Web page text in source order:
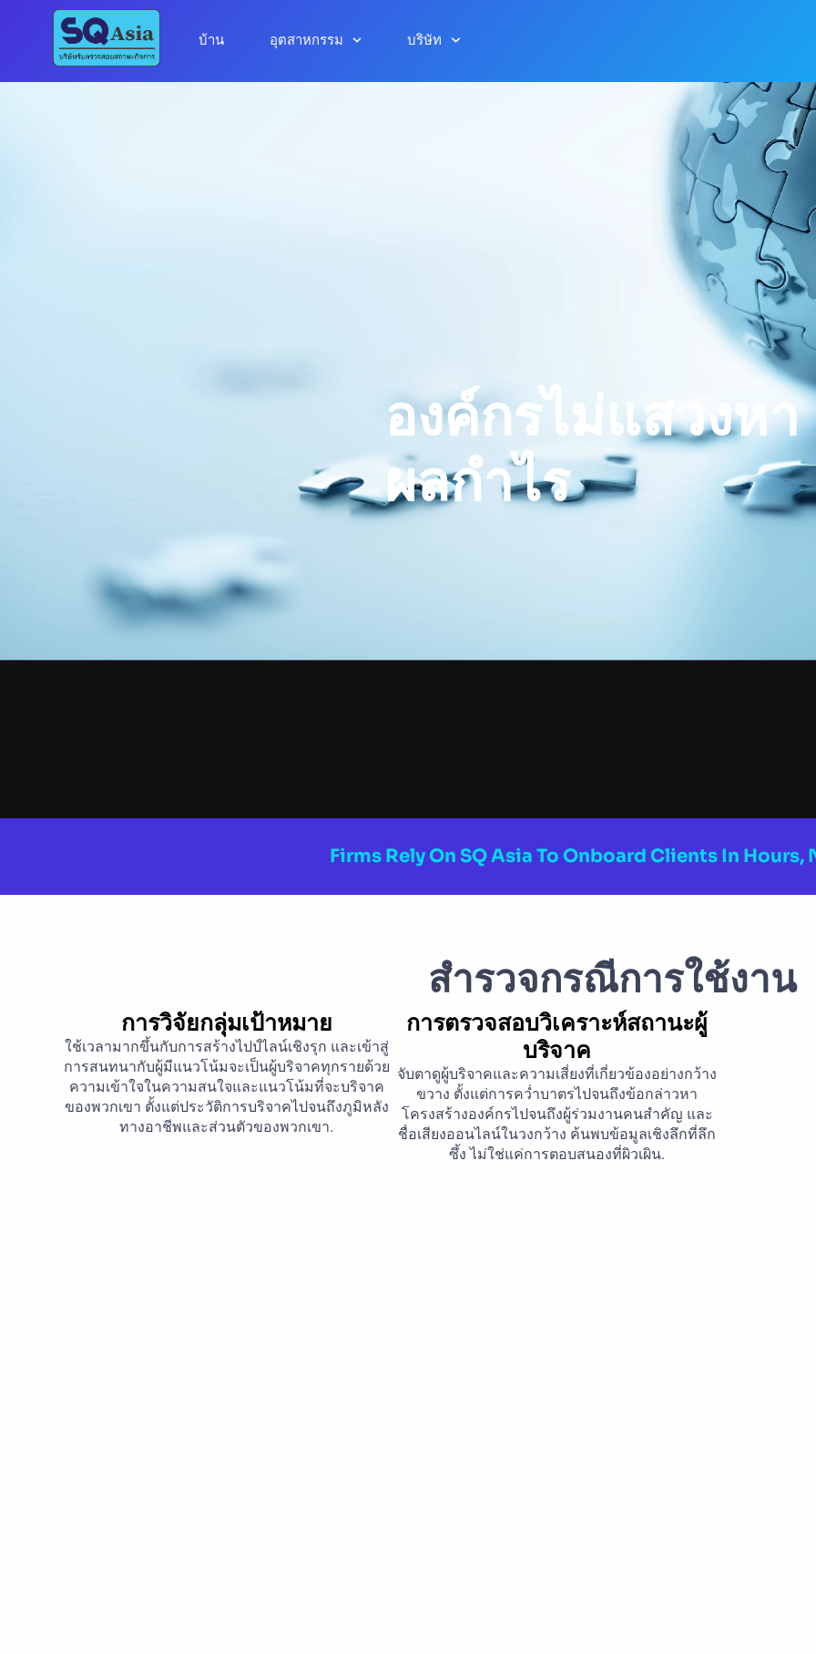
บ้าน อุตสาหกรรม บริษัท
องค์กรไม่แสวงหา
ผลกำไร
Firms Rely On SQ Asia To Onboard Clients In Hours,
สำรวจกรณีการใช้งาน
การวิจัยกลุ่มเป้าหมาย
ใช้เวลามากขึ้นกับการสร้างไปป์ไลน์เชิงรุก และเข้าสู่
การสนทนากับผู้มีแนวโน้มจะเป็นผู้บริจาคทุกรายด้วย
ความเข้าใจในความสนใจและแนวโน้มที่จะบริจาค
ของพวกเขา ตั้งแต่ประวัติการบริจาคไปจนถึงภูมิหลัง
ทางอาชีพและส่วนตัวของพวกเขา.
การตรวจสอบวิเคราะห์สถานะผู้
บริจาค
จับตาดูผู้บริจาคและความเสี่ยงที่เกี่ยวข้องอย่างกว้าง
ขวาง ตั้งแต่การคว่ำบาตรไปจนถึงข้อกล่าวหา
โครงสร้างองค์กรไปจนถึงผู้ร่วมงานคนสำคัญ และ
ชื่อเสียงออนไลน์ในวงกว้าง ค้นพบข้อมูลเชิงลึกที่ลึก
ซึ้ง ไม่ใช่แค่การตอบสนองที่ผิวเผิน.